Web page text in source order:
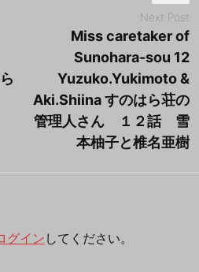
Next Post
Miss caretaker of
Sunohara-sou 12
Yuzuko.Yukimoto &
Aki.Shiina すのはら荘の
管理人さん １２話 雪
本柚子と椎名亜樹
グイン してください。